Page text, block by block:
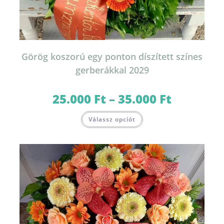
Görög koszorú egy ponton díszített színes
gerberákkal 2029
25.000 Ft–35.000 Ft25.000 Ft
Válassz opciót a
van.
A
változatok
a
termékoldalon
választhatók
ki